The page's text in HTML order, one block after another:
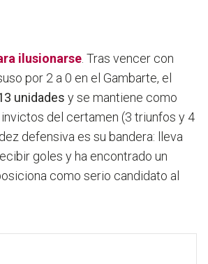
ilusionarse . Tras vencer con
por 2 a 0 en el Gambarte, el
unidades y se mantiene como
del certamen (3 triunfos y 4
defensiva es su bandera: lleva
goles y ha encontrado un
como serio candidato al